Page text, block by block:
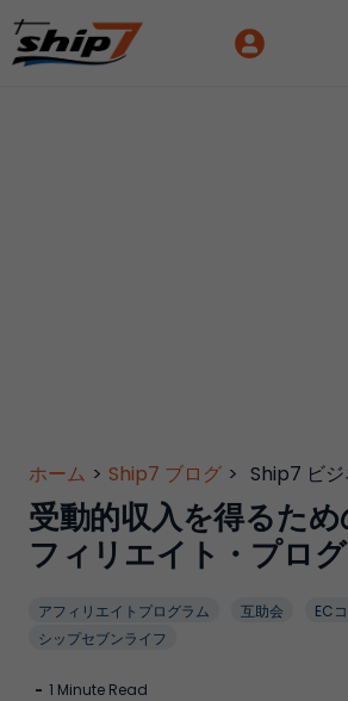
ホーム > Ship7 ブログ > Ship7 ビ
受動的収入を得るた
フィリエイト・プロ
アフィリエイトプログラム 互助会
EC
シップセブンライフ
- 1 Minute Read